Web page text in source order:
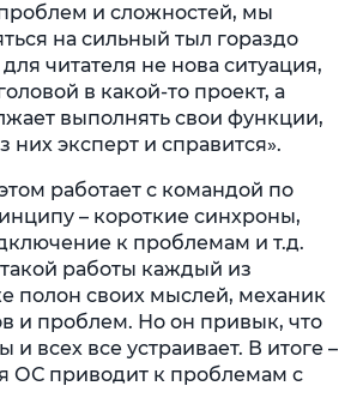
проблем и сложностей, мы
на сильный тыл гораздо
читателя не нова ситуация,
в какой-то проект, а
выполнять свои функции,
них эксперт и справится».
работает с командой по
– короткие синхроны,
к проблемам и т.д.
работы каждый из
полон своих мыслей, механик
и проблем. Но он привык, что
и всех все устраивает. В итоге –
ОС приводит к проблемам с